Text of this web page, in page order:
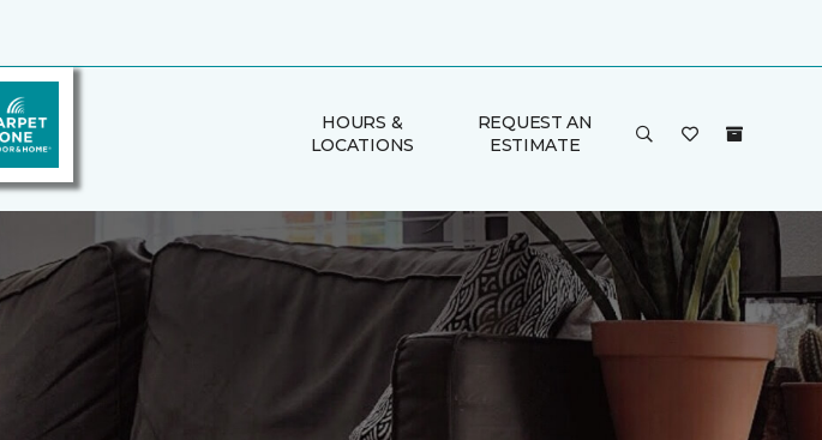
HOURS &
LOCATIONS
REQUEST AN
ESTIMATE